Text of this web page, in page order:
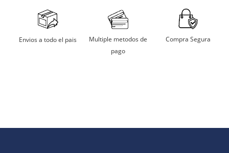
Secarlo en sombra.
Planchar a temperatura moderada
Aceptamos tarjetas de crédito, débito, transferencias
bancarias y billeteras digitales.
Envios a todo el pais
Multiple metodos de
pago
Compra Segura